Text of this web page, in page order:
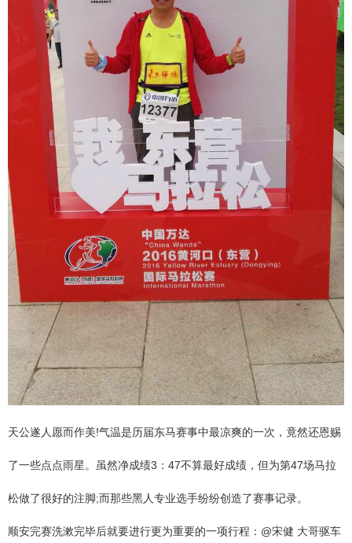
天公遂人愿而作美!气温是历届东马赛事中最凉爽的一次，竟然还恩赐
了一些点点雨星。虽然净成绩3：47不算最好成绩，但为第47场马拉
松做了很好的注脚;而那些黑人专业选手纷纷创造了赛事记录。
顺安完赛洗漱完毕后就要进行更为重要的一项行程：@宋健 大哥驱车